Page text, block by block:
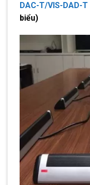
DAC-T/VIS-DAD-T
biểu)